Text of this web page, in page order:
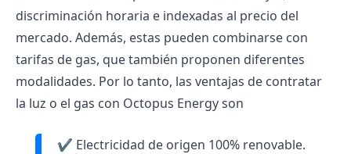
discriminación horaria e indexadas al precio del
mercado. Además, estas pueden combinarse con
tarifas de gas, que también proponen diferentes
modalidades. Por lo tanto, las ventajas de contratar
la luz o el gas con Octopus Energy son
✔️ Electricidad de origen 100% renovable.